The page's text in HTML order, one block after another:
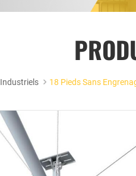
18 Pieds Sans